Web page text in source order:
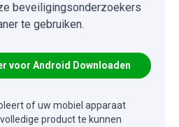
beveiligingsonderzoekers
te gebruiken.
voor Android Downloaden
of uw mobiel apparaat
product te kunnen